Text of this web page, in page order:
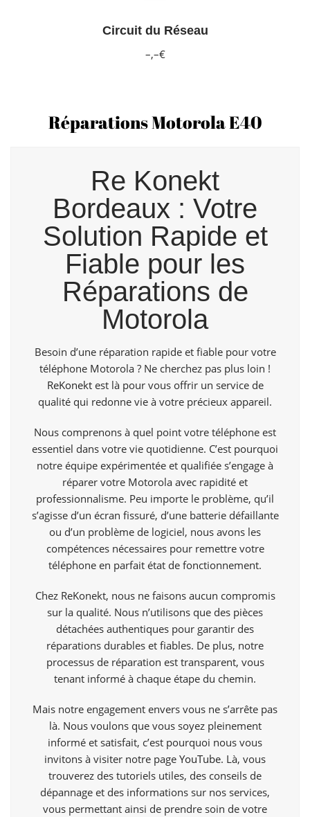
Circuit du Réseau
–,–€
Réparations Motorola E40
Re Konekt
Bordeaux : Votre
Solution Rapide et
Fiable pour les
Réparations de
Motorola
Besoin d’une réparation rapide et fiable pour votre
téléphone Motorola ? Ne cherchez pas plus loin !
ReKonektest là pour vous offrir un service de
qualité qui redonne vie à votre précieux appareil.
Nous comprenons à quel point votre téléphone est
essentiel dans votre vie quotidienne. C’est pourquoi
notre équipe expérimentée et qualifiée s’engage à
réparer votre Motorola avec rapidité et
professionnalisme. Peu importe le problème, qu’il
s’agisse d’un écran fissuré, d’une batterie défaillante
ou d’un problème de logiciel, nous avons les
compétences nécessaires pour remettre votre
téléphone en parfait état de fonctionnement.
Chez ReKonekt, nous ne faisons aucun compromis
sur la qualité. Nous n’utilisons que des pièces
détachées authentiques pour garantir des
réparations durables et fiables. De plus, notre
processus de réparation est transparent, vous
tenant informé à chaque étape du chemin.
Mais notre engagement envers vous ne s’arrête pas
là. Nous voulons que vous soyez pleinement
informé et satisfait, c’est pourquoi nous vous
invitons à visiter notre page YouTube. Là, vous
trouverez des tutoriels utiles, des conseils de
dépannage et des informations sur nos services,
vous permettant ainsi de prendre soin de votre